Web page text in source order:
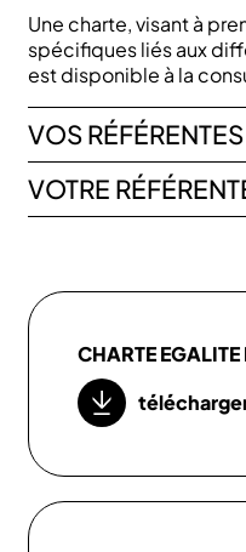
Une charte, visant à
spécifiques liés aux
est disponible à la
VOS
VOTRE
CHARTE